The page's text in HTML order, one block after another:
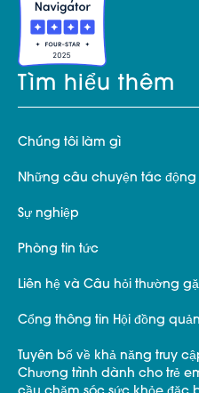
Tìm hiểu thêm
Chúng tôi làm gì
Những câu chuyện tác động
Sự nghiệp
Phòng tin tức
Liên hệ và Câu hỏi thường
Cổng thông tin Hội đồng
Tuyên bố về khả năng truy
Chương trình dành cho trẻ